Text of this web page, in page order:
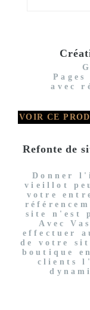
avec
VOIR CE
Refonte de
Donner
vieillot
votre
site n'est
Avec
effectuer
de votre
boutique
clients